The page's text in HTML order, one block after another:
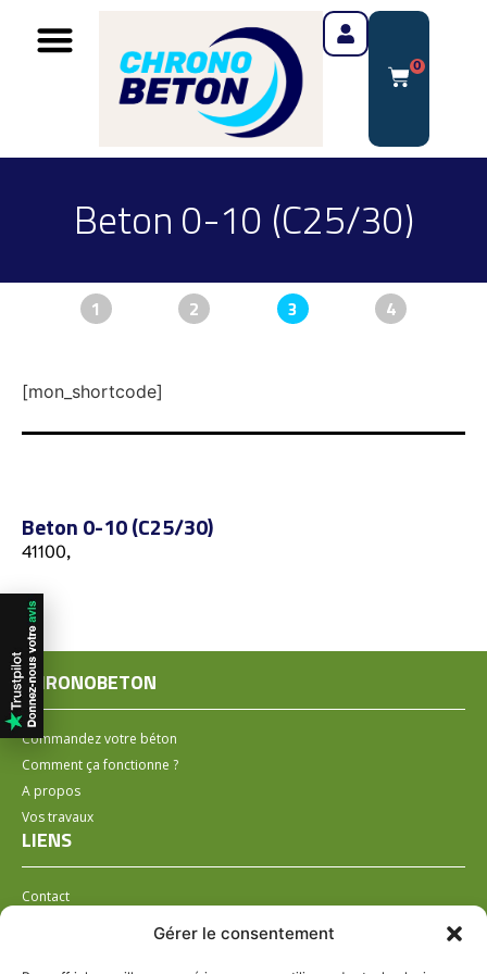
Gérer le consentement
0
Beton 0-10 (C25/30)
1 2 3 4
[mon_shortcode]
Beton 0-10 (C25/30)
41100,
CHRONOBETON
Commandez votre béton
Comment ça fonctionne ?
A propos
Vos travaux
LIENS
Contact